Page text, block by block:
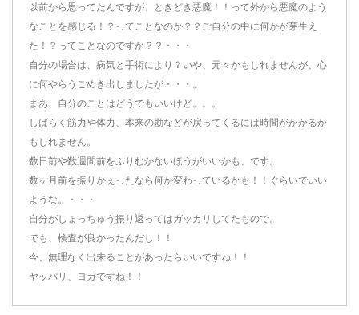
以前から思ってたんですが、ときどき悪魔！！って外から悪魔のよう
なことを感じる！？ってことなのか？？ご自分の中に何かが芽生え
た！？ってことなのですか？？・・・
自分の場合は、病気と手術により？いや、元々かもしれませんが、心
に何やらうごめき出しましたが・・・。
まあ、自分のことはどうでもいいけど。。。
しばらく筋力や体力、本来の勘などが戻ってくるには時間がかかるか
もしれません。
数日前や数週間前をふりむかないほうがいいかも、です。
数ヶ月前を振りかぇったなら何か変わっているかも！！ぐらいでいい
ような。・・・
自分がしょっちゅう振り返ってはガッカリしてたもので。
でも、検査が良かったんだし！！
今、無理なく出来ることがあったらいいですね！！
ヤッパリ、ヨガですね！！